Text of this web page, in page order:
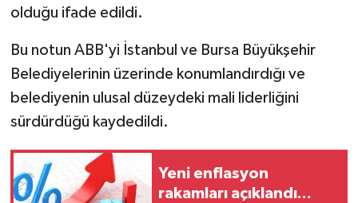
olduğu ifade edildi.
Bu notun ABB'yi İstanbul ve Bursa Büyükşehir
Belediyelerinin üzerinde konumlandırdığı ve
belediyenin ulusal düzeydeki mali liderliğini
sürdürdüğü kaydedildi.
Yeni enflasyon
rakamları açıklandı...